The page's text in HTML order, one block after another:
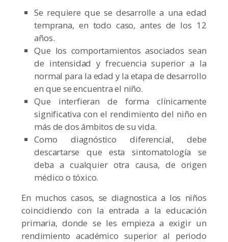
Se requiere que se desarrolle a una edad
temprana, en todo caso, antes de los 12
años.
Que los comportamientos asociados sean
de intensidad y frecuencia superior a la
normal para la edad y la etapa de desarrollo
en que se encuentra el niño.
Que interfieran de forma clínicamente
significativa con el rendimiento del niño en
más de dos ámbitos de su vida.
Como diagnóstico diferencial, debe
descartarse que esta sintomatología se
deba a cualquier otra causa, de origen
médico o tóxico.
En muchos casos, se diagnostica a los niños
coincidiendo con la entrada a la educación
primaria, donde se les empieza a exigir un
rendimiento académico superior al periodo